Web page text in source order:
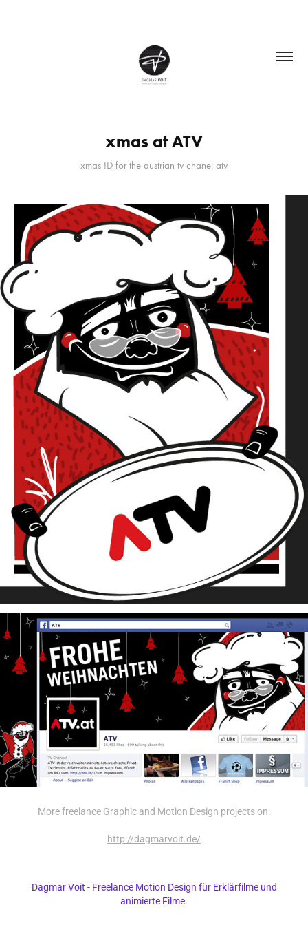
xmas at ATV
xmas ID for the austrian tv chanel atv
More freelance Graphic and Motion Design projects on:
http://dagmarvoit.de/
Dagmar Voit - Freelance Motion Design für Erklärfilme und
animierte Filme.